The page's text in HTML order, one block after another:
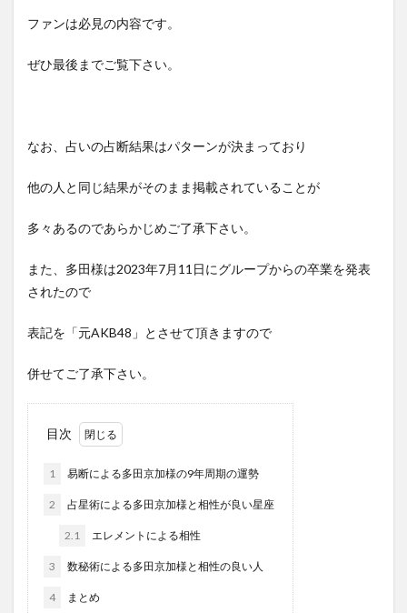
ファンは必見の内容です。
ぜひ最後までご覧下さい。
なお、占いの占断結果はパターンが決まっており
他の人と同じ結果がそのまま掲載されていることが
多々あるのであらかじめご了承下さい。
また、多田様は2023年7月11日にグループからの卒業を発表
されたので
表記を「元AKB48」とさせて頂きますので
併せてご了承下さい。
目次
1 易断による多田京加様の9年周期の運勢
2 占星術による多田京加様と相性が良い星座
2.1 エレメントによる相性
3 数秘術による多田京加様と相性の良い人
4 まとめ